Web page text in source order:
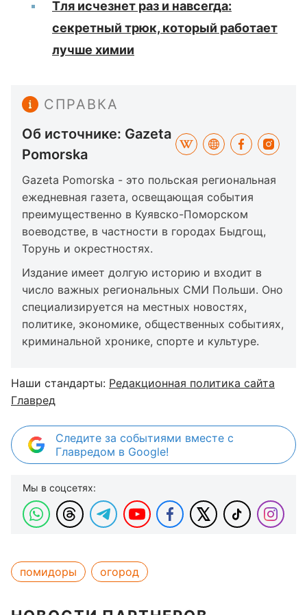
Тля исчезнет раз и навсегда:
секретный трюк, который работает
лучше химии
СПРАВКА
Об источнике: Gazeta
Pomorska
Gazeta Pomorska - это польская региональная
ежедневная газета, освещающая события
преимущественно в Куявско-Поморском
воеводстве, в частности в городах Быдгощ,
Торунь и окрестностях.
Издание имеет долгую историю и входит в
число важных региональных СМИ Польши. Оно
специализируется на местных новостях,
политике, экономике, общественных событиях,
криминальной хронике, спорте и культуре.
Наши стандарты: Редакционная политика сайта
Главред
Следите за событиями вместе с
Главредом в Google!
Мы в соцсетях:
помидоры огород